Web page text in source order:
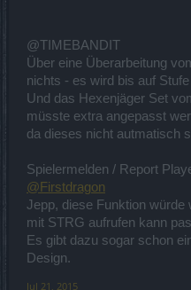
@TIMEBANDIT
Über eine Überarbeitung
nichts - es wird bis auf
Und das Hexenjäger Set
müsste extra angepasst
da dieses nicht autmatisch
Spielermelden / Report
@Firstdragon
Jepp, diese Funktion würde
mit STRG aufrufen kann
Es gibt dazu sogar schon
Design.
Jul 21, 2015